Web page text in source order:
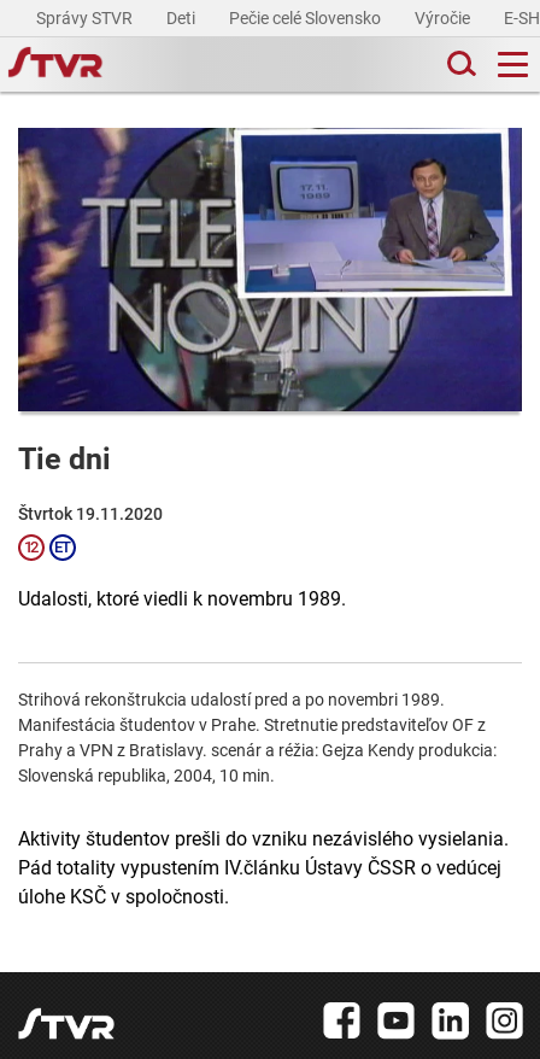
Správy STVR Deti Pečie celé Slovensko Výročie E-
Tie dni
Štvrtok 19.11.2020
Udalosti, ktoré viedli k novembru 1989.
Strihová rekonštrukcia udalostí pred a po novembri 1989.
Manifestácia študentov v Prahe. Stretnutie predstaviteľov OF z
Prahy a VPN z Bratislavy. scenár a réžia: Gejza Kendy produkcia:
Slovenská republika, 2004, 10 min.
Aktivity študentov prešli do vzniku nezávislého vysielania.
Pád totality vypustením IV.článku Ústavy ČSSR o vedúcej
úlohe KSČ v spoločnosti.